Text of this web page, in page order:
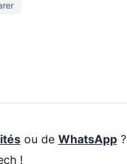
vous
ou de WhatsApp?
!